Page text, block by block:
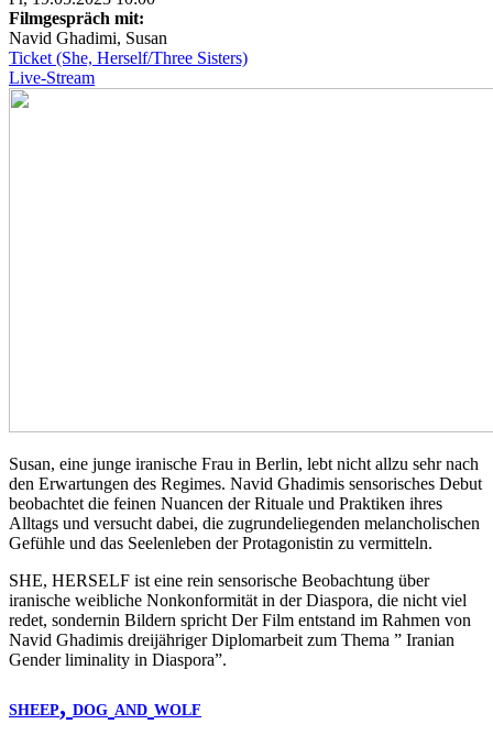
Filmgespräch mit:
Navid Ghadimi, Susan
Ticket (She, Herself/Three Sisters)
Live-Stream
Susan, eine junge iranische Frau in Berlin, lebt nicht allzu sehr nach
den Erwartungen des Regimes. Navid Ghadimis sensorisches Debut
beobachtet die feinen Nuancen der Rituale und Praktiken ihres
Alltags und versucht dabei, die zugrundeliegenden melancholischen
Gefühle und das Seelenleben der Protagonistin zu vermitteln.
SHE, HERSELF ist eine rein sensorische Beobachtung über
iranische weibliche Nonkonformität in der Diaspora, die nicht viel
redet, sondernin Bildern spricht Der Film entstand im Rahmen von
Navid Ghadimis dreijähriger Diplomarbeit zum Thema ” Iranian
Gender liminality in Diaspora”.
SHEEP, DOG AND WOLF